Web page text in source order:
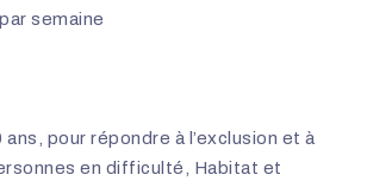
semaine
pour répondre à l’exclusion et à
en difficulté, Habitat et